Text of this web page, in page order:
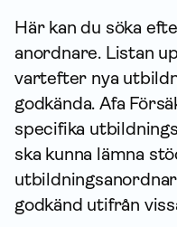
Här kan du söka
anordnare. Listan
vartefter nya
godkända. Afa
specifika
ska kunna lämna
godkänd utifrån